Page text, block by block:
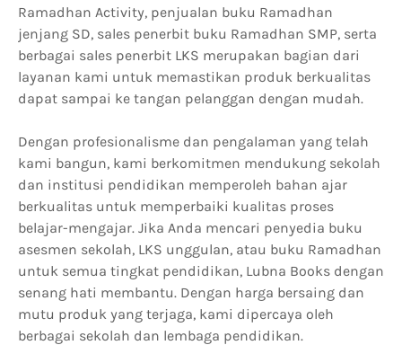
Ramadhan Activity, penjualan buku Ramadhan
jenjang SD, sales penerbit buku Ramadhan SMP, serta
berbagai sales penerbit LKS merupakan bagian dari
layanan kami untuk memastikan produk berkualitas
dapat sampai ke tangan pelanggan dengan mudah.
Dengan profesionalisme dan pengalaman yang telah
kami bangun, kami berkomitmen mendukung sekolah
dan institusi pendidikan memperoleh bahan ajar
berkualitas untuk memperbaiki kualitas proses
belajar-mengajar. Jika Anda mencari penyedia buku
asesmen sekolah, LKS unggulan, atau buku Ramadhan
untuk semua tingkat pendidikan, Lubna Books dengan
senang hati membantu. Dengan harga bersaing dan
mutu produk yang terjaga, kami dipercaya oleh
berbagai sekolah dan lembaga pendidikan.